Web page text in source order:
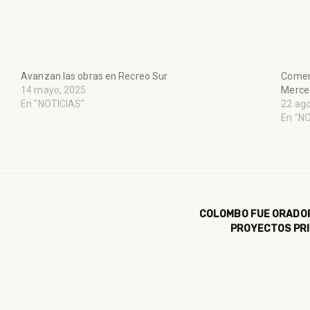
Avanzan las obras en Recreo Sur
14 mayo, 2025
En "NOTICIAS"
22
En
COLOMBO FUE
PROYECTOS